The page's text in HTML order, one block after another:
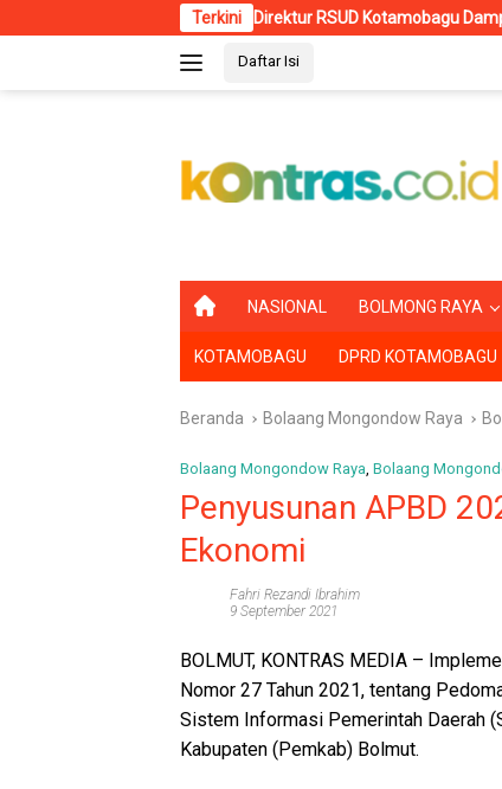
ke
Terkini
Direktur RSUD Kotamobagu Dampingi Wali Kota dr.
Daftar Isi
B
R
A
D
NASIONAL BOLMONG RAYA
KOTAMOBAGU DPRD KOTAMOBAGU
Beranda Bolaang Mongondow Raya
Bolaang Mongondow Raya, Bolaang
Penyusunan APBD
Ekonomi
Fahri Rezandi Ibrahim
9 September 2021
BOLMUT, KONTRAS MEDIA –
Nomor 27 Tahun 2021, tentang
Sistem Informasi Pemerintah Daerah
Kabupaten (Pemkab) Bolmut.